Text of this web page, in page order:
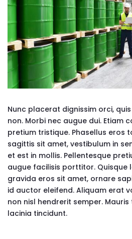
Nunc placerat dignissim orci,
non. Morbi nec augue dui. Etiam
pretium tristique. Phasellus eros
sagittis sit amet, vestibulum in
et est in mollis. Pellentesque
augue facilisis porttitor. Quisque
gravida eros sit amet, ornare
id auctor eleifend. Aliquam erat
non nisl hendrerit semper.
lacinia tincidunt.